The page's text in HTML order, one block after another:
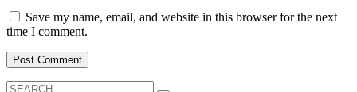
Save my name, email, and website in this browser for the next
time I comment.